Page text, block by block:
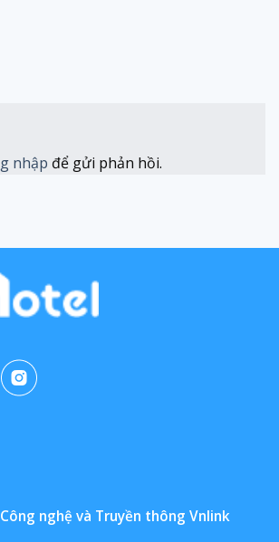
nhập để gửi phản hồi.
nghệ và Truyền thông Vnlink